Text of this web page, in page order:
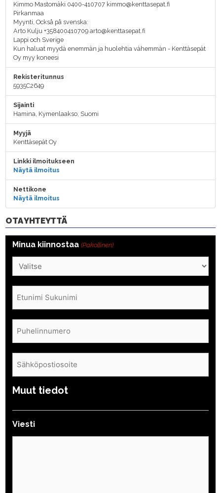
Kimmo Mastomäki 0400-410707 kimmo@kenttasepat.fi
Pirkanmaa
Myynti, Också på svenska:
Arto Kulju +358400410709 arto@kenttasepat.fi
Lappi och Sverige
Kun haluat myydä enemmän ja huolehtia vähemmän - Kenttäsepät
Oy myy koneesi
Rekisteritunnus
5935C2649
Sijainti
Hamina, Kymenlaakso, Suomi
Myyjä
Kenttäsepät Oy
Linkki ilmoitukseen
Näytä ilmoitus
Nettikone
Näytä ilmoitus
OTA YHTEYTTÄ
Minua kiinnostaa (Pakollinen)
Nimi
(Pakollinen)
Puhelin
(Pakollinen)
Sähköposti
(Pakollinen)
Muut tiedot
Viesti